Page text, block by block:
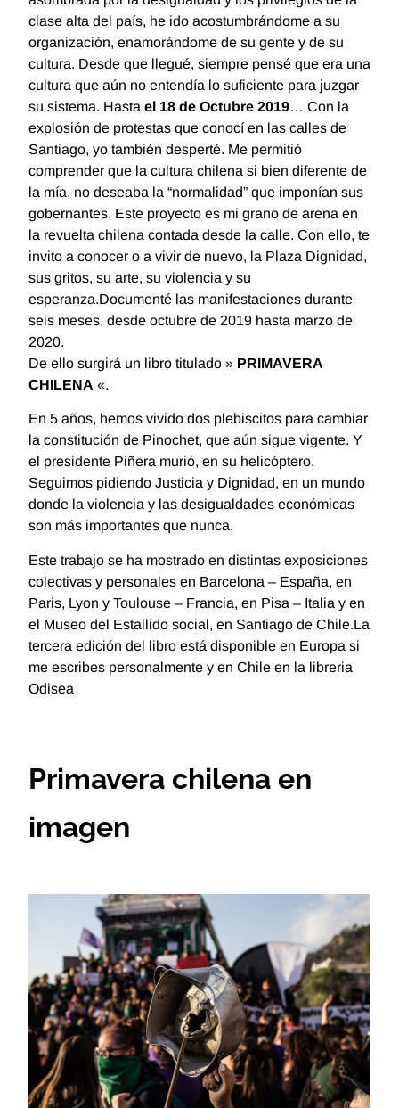
clase alta del país, he ido acostumbrándome a su
organización, enamorándome de su gente y de su
cultura. Desde que llegué, siempre pensé que era una
cultura que aún no entendía lo suficiente para juzgar
su sistema. Hasta el 18 de Octubre 2019… Con la
explosión de protestas que conocí en las calles de
Santiago, yo también desperté. Me permitió
comprender que la cultura chilena si bien diferente de
la mía, no deseaba la “normalidad” que imponían sus
gobernantes. Este proyecto es mi grano de arena en
la revuelta chilena contada desde la calle. Con ello, te
invito a conocer o a vivir de nuevo, la Plaza Dignidad,
sus gritos, su arte, su violencia y su
esperanza.Documenté las manifestaciones durante
seis meses, desde octubre de 2019 hasta marzo de
2020.
De ello surgirá un libro titulado » PRIMAVERA
CHILENA «.
En 5 años, hemos vivido dos plebiscitos para cambiar
la constitución de Pinochet, que aún sigue vigente. Y
el presidente Piñera murió, en su helicóptero.
Seguimos pidiendo Justicia y Dignidad, en un mundo
donde la violencia y las desigualdades económicas
son más importantes que nunca.
Este trabajo se ha mostrado en distintas exposiciones
colectivas y personales en Barcelona – España, en
Paris, Lyon y Toulouse – Francia, en Pisa – Italia y en
el Museo del Estallido social, en Santiago de Chile.La
tercera edición del libro está disponible en Europa si
me escribes personalmente y en Chile en la libreria
Odisea
Primavera chilena en
imagen